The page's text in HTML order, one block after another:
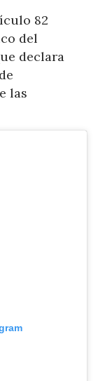
82
del
declara
las